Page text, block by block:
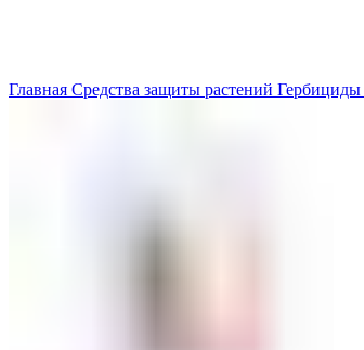
Главная Средства защиты растений Гербициды